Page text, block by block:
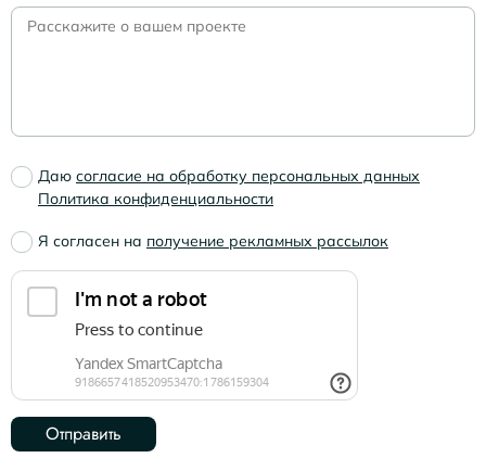
Даю согласие на обработку персональных данных
Политика конфиденциальности
Я согласен на получение рекламных рассылок